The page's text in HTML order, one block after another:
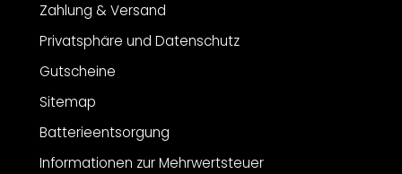
Zahlung & Versand
Privatsphäre und Datenschutz
Gutscheine
Sitemap
Batterieentsorgung
Informationen zur Mehrwertsteuer